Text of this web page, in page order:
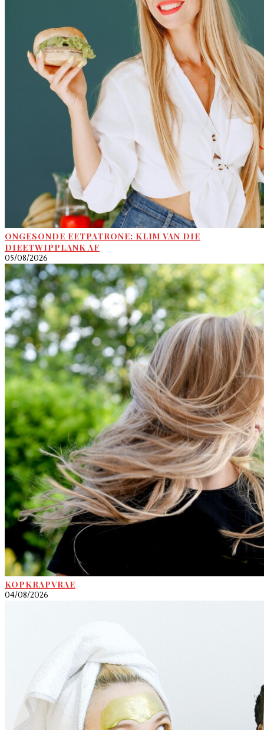
ONGESONDE EETPATRONE: KLIM VAN DIE
DIEETWIPPLANK AF
05/08/2026
KOPKRAPVRAE
04/08/2026